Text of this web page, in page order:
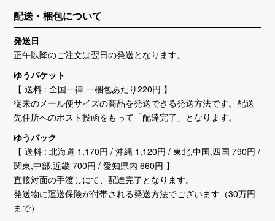
配送・梱包について
発送日
正午以降のご注文は翌日の発送となります。
ゆうパケット
【 送料 : 全国一律 一梱包あたり220円 】
従来のメール便サイズの商品を発送できる発送方法です。配送
先住所へのポスト投函をもって「配達完了」となります。
ゆうパック
【 送料 : 北海道 1,170円 / 沖縄 1,120円 / 東北,中国,四国 790円 /
関東,中部,近畿 700円 / 愛知県内 660円 】
直接対面の手渡しにて、配達完了となります。
発送物に運送保険が付帯される発送方法でございます（30万円
まで）